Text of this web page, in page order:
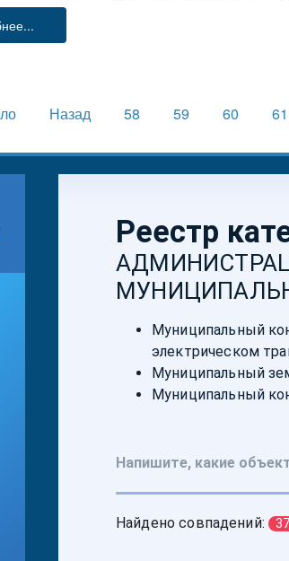
Назад 58 59 60 61